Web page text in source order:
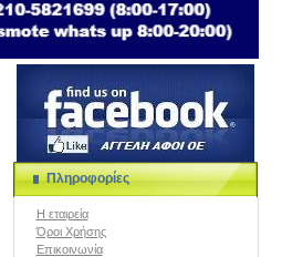
Πληροφορίες
Η εταιρεία
Όροι Χρήσης
Επικοινωνία